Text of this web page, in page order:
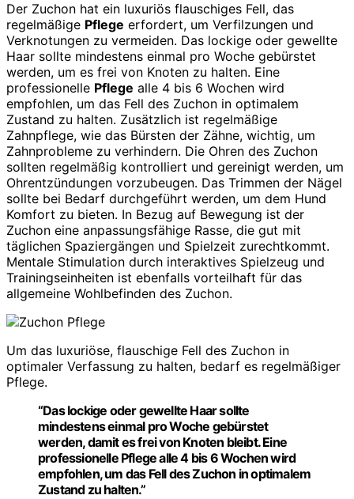
Der Zuchon hat ein luxuriös flauschiges Fell, das
regelmäßige Pflege erfordert, um Verfilzungen und
Verknotungen zu vermeiden. Das lockige oder gewellte
Haar sollte mindestens einmal pro Woche gebürstet
werden, um es frei von Knoten zu halten. Eine
professionelle Pflege alle 4 bis 6 Wochen wird
empfohlen, um das Fell des Zuchon in optimalem
Zustand zu halten. Zusätzlich ist regelmäßige
Zahnpflege, wie das Bürsten der Zähne, wichtig, um
Zahnprobleme zu verhindern. Die Ohren des Zuchon
sollten regelmäßig kontrolliert und gereinigt werden, um
Ohrentzündungen vorzubeugen. Das Trimmen der Nägel
sollte bei Bedarf durchgeführt werden, um dem Hund
Komfort zu bieten. In Bezug auf Bewegung ist der
Zuchon eine anpassungsfähige Rasse, die gut mit
täglichen Spaziergängen und Spielzeit zurechtkommt.
Mentale Stimulation durch interaktives Spielzeug und
Trainingseinheiten ist ebenfalls vorteilhaft für das
allgemeine Wohlbefinden des Zuchon.
Um das luxuriöse, flauschige Fell des Zuchon in
optimaler Verfassung zu halten, bedarf es regelmäßiger
Pflege.
“Das lockige oder gewellte Haar sollte
mindestens einmal pro Woche gebürstet
werden, damit es frei von Knoten bleibt. Eine
professionelle Pflege alle 4 bis 6 Wochen wird
empfohlen, um das Fell des Zuchon in optimalem
Zustand zu halten.”